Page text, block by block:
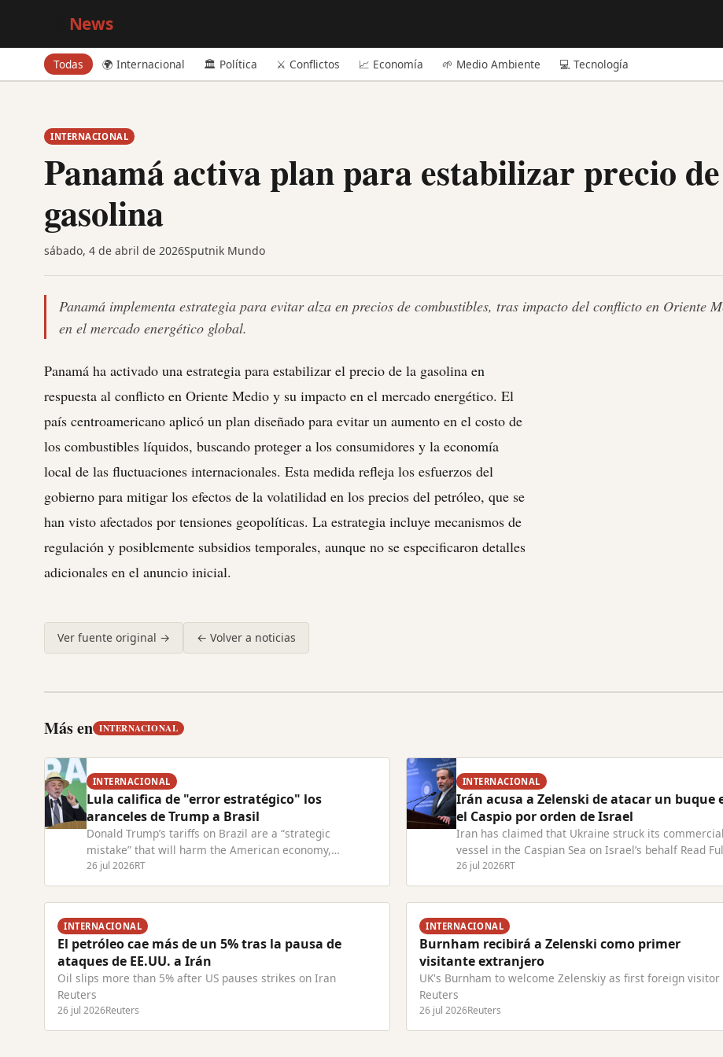
News
Todas 🌍 Internacional 🏛️ Política ⚔️ Conflictos 📈 Economía 🌱 Medio Ambiente 💻 Tecnología
INTERNACIONAL
Panamá activa plan para estabilizar precio de
gasolina
sábado, 4 de abril de 2026Sputnik Mundo
Panamá implementa estrategia para evitar alza en precios de combustibles, tras impacto del conflicto en Oriente
en el mercado energético global.
Panamá ha activado una estrategia para estabilizar el precio de la gasolina en
respuesta al conflicto en Oriente Medio y su impacto en el mercado energético. El
país centroamericano aplicó un plan diseñado para evitar un aumento en el costo de
los combustibles líquidos, buscando proteger a los consumidores y la economía
local de las fluctuaciones internacionales. Esta medida refleja los esfuerzos del
gobierno para mitigar los efectos de la volatilidad en los precios del petróleo, que se
han visto afectados por tensiones geopolíticas. La estrategia incluye mecanismos de
regulación y posiblemente subsidios temporales, aunque no se especificaron detalles
adicionales en el anuncio inicial.
Ver fuente original → ← Volver a noticias
Más en INTERNACIONAL
INTERNACIONAL
Lula califica de "error estratégico" los
aranceles de Trump a Brasil
Donald Trump’s tariffs on Brazil are a “strategic
mistake” that will harm the American economy,
President Lula has warned. Read Full Article at RT.com
26 jul 2026RT
INTERNACIONAL
Irán acusa a Zelenski de atacar un buque
el Caspio por orden de Israel
Iran has claimed that Ukraine struck its commercial
vessel in the Caspian Sea on Israel’s behalf Read
Article at RT.com
26 jul 2026RT
INTERNACIONAL
El petróleo cae más de un 5% tras la pausa de
ataques de EE.UU. a Irán
Oil slips more than 5% after US pauses strikes on Iran
Reuters
26 jul 2026Reuters
INTERNACIONAL
Burnham recibirá a Zelenski como primer
visitante extranjero
UK's Burnham to welcome Zelenskiy as first foreign visitor
Reuters
26 jul 2026Reuters